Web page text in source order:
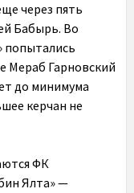
через пять
Бабырь. Во
попытались
Мераб Гарновский
до минимума
керчан не
ФК
Ялта» —